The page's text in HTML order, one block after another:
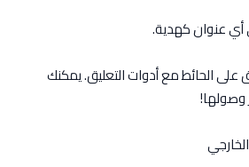
أي عنوان كهدية.
على الحائط مع أدوات التعليق. يمكنك
وصولها!